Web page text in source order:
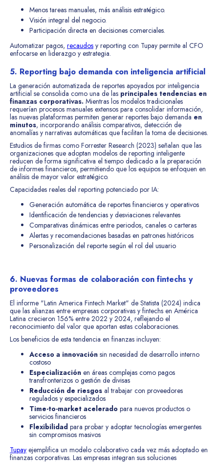
Menos tareas manuales, más análisis estratégico.
Visión integral del negocio.
Participación directa en decisiones comerciales.
Automatizar pagos, recaudos y reporting con Tupay permite al CFO
enfocarse en liderazgo y estrategia.
5. Reporting bajo demanda con inteligencia artificial
La generación automatizada de reportes apoyados por inteligencia
artificial se consolida como una de las principales tendencias en
finanzas corporativas. Mientras los modelos tradicionales
requerían procesos manuales extensos para consolidar información,
las nuevas plataformas permiten generar reportes bajo demanda en
minutos, incorporando análisis comparativos, detección de
anomalías y narrativas automáticas que facilitan la toma de decisiones.
Estudios de firmas como Forrester Research (2023) señalan que las
organizaciones que adoptan modelos de reporting inteligente
reducen de forma significativa el tiempo dedicado a la preparación
de informes financieros, permitiendo que los equipos se enfoquen en
análisis de mayor valor estratégico.
Capacidades reales del reporting potenciado por IA:
Generación automática de reportes financieros y operativos
Identificación de tendencias y desviaciones relevantes
Comparativas dinámicas entre periodos, canales o carteras
Alertas y recomendaciones basadas en patrones históricos
Personalización del reporte según el rol del usuario
6. Nuevas formas de colaboración con fintechs y
proveedores
El informe "Latin America Fintech Market" de Statista (2024) indica
que las alianzas entre empresas corporativas y fintechs en América
Latina crecieron 156% entre 2022 y 2024, reflejando el
reconocimiento del valor que aportan estas colaboraciones.
Los beneficios de esta tendencia en finanzas incluyen:
Acceso a innovación sin necesidad de desarrollo interno
costoso
Especialización en áreas complejas como pagos
transfronterizos o gestión de divisas
Reducción de riesgos al trabajar con proveedores
regulados y especializados
Time-to-market acelerado para nuevos productos o
servicios financieros
Flexibilidad para probar y adoptar tecnologías emergentes
sin compromisos masivos
Tupay ejemplifica un modelo colaborativo cada vez más adoptado en
finanzas corporativas. Las empresas integran sus soluciones